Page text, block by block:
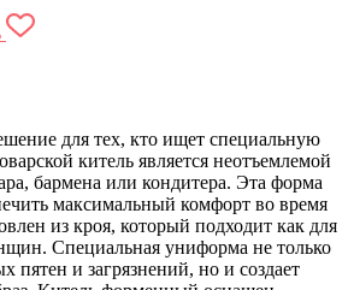
для тех, кто ищет специальную
китель является неотъемлемой
бармена или кондитера. Эта форма
максимальный комфорт во время
из кроя, который подходит как для
Специальная униформа не только
пятен и загрязнений, но и создает